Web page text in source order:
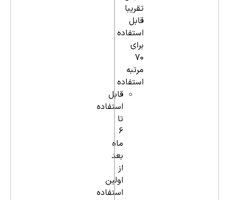
تقریبا
قابل
استفاده
برای
70
مرتبه
استفاده
قابل
استفاده
تا
6
ماه
بعد
از
اولین
استفاده